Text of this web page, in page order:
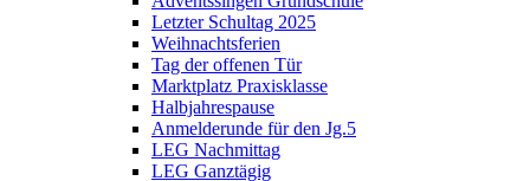
Letzter Schultag 2025
Weihnachtsferien
Tag der offenen Tür
Marktplatz Praxisklasse
Halbjahrespause
Anmelderunde für den Jg.5
LEG Nachmittag
LEG Ganztägig